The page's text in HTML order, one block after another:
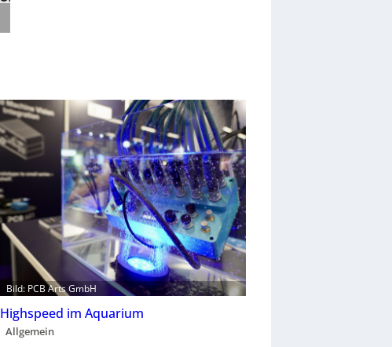
Bild: PCB Arts GmbH
Highspeed im Aquarium
Allgemein